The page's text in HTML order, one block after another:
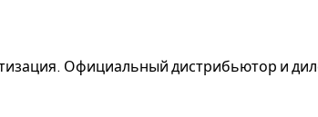
Официальный дистрибьютор и